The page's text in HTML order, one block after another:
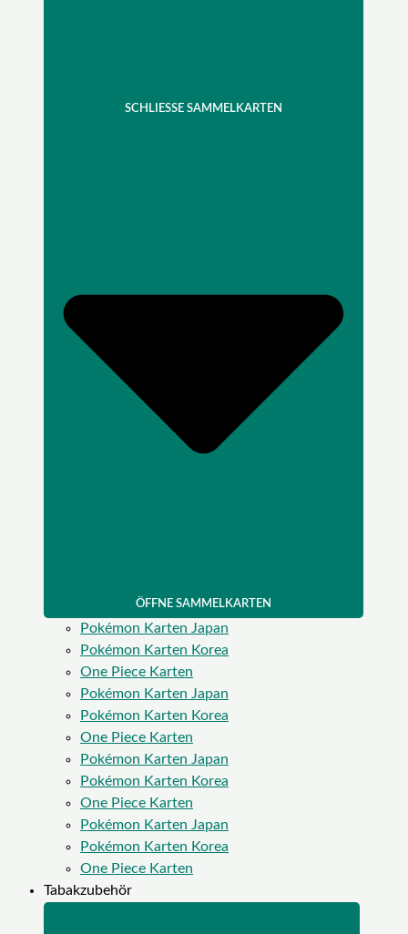
SCHLIESSE SAMMELKARTEN
ÖFFNE SAMMELKARTEN
Pokémon Karten Japan
Pokémon Karten Korea
One Piece Karten
Pokémon Karten Japan
Pokémon Karten Korea
One Piece Karten
Pokémon Karten Japan
Pokémon Karten Korea
One Piece Karten
Pokémon Karten Japan
Pokémon Karten Korea
One Piece Karten
Tabakzubehör